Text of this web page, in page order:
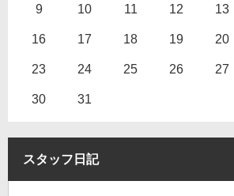
9 10 11 12 13
16 17 18 19 20
23 24 25 26 27
30 31
スタッフ日記